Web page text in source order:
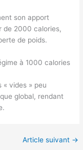
son apport
de 2000 calories,
de poids.
à 1000 calories
« vides » peu
global, rendant
Article suivant →